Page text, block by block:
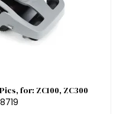
for: ZC100, ZC300